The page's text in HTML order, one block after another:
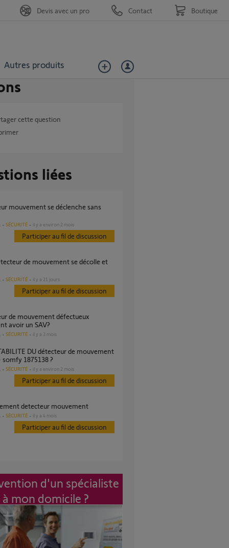
Autres produits
Devis avec un pro Contact Boutique
cette question
liées
SÉCURITÉ il y a environ 2 mois
Participer au fil de discussion
SÉCURITÉ il y a 21 jours
Participer au fil de discussion
avoir un SAV?
SÉCURITÉ il y a 3 mois
1875138 ?
SÉCURITÉ il y a environ 2 mois
Participer au fil de discussion
detecteur mouvement
SÉCURITÉ il y a 4 mois
Participer au fil de discussion
d'un spécialiste
à mon domicile ?